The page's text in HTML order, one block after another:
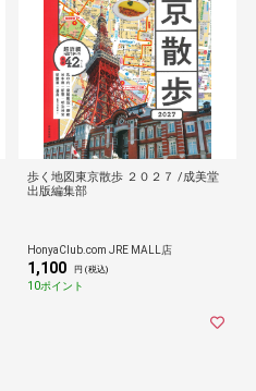
歩く地図東京散歩 ２０２７ /成美堂
出版編集部
HonyaClub.com JRE MALL店
1,100 円 (税込)
10ポイント